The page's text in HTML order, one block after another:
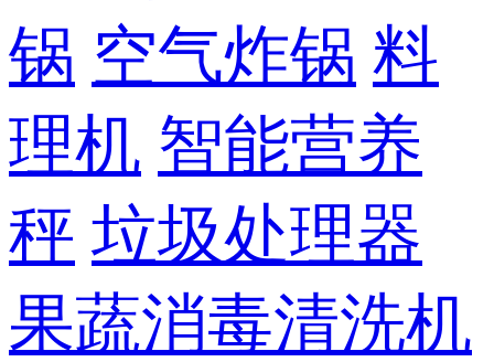
锅 空气炸锅 料
理机 智能营养
秤 垃圾处理器
果蔬消毒清洗机